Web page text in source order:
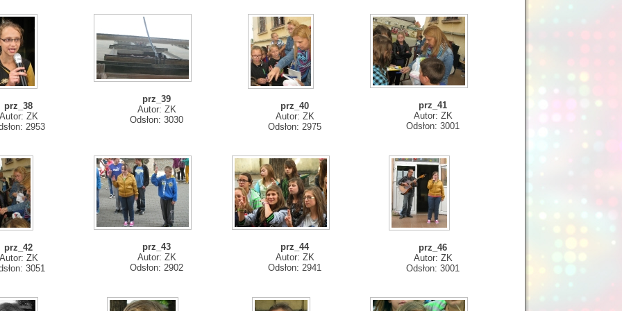
prz_38
ZK
2953
prz_39
Autor: ZK
Odsłon: 3030
prz_40
Autor: ZK
Odsłon: 2975
prz_41
Autor: ZK
Odsłon: 3001
prz_42
ZK
3051
prz_43
Autor: ZK
Odsłon: 2902
prz_44
Autor: ZK
Odsłon: 2941
prz_46
Autor: ZK
Odsłon: 3001